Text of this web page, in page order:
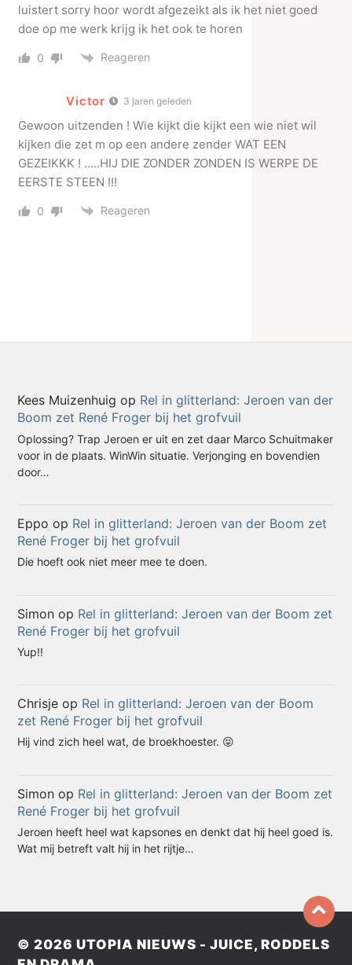
luistert sorry hoor wordt afgezeikt als ik het niet goed
doe op me werk krijg ik het ook te horen
0 Reageren
Victor 3 jaren geleden
Gewoon uitzenden ! Wie kijkt die kijkt een wie niet wil
kijken die zet m op een andere zender WAT EEN
GEZEIKKK ! …..HIJ DIE ZONDER ZONDEN IS WERPE DE
EERSTE STEEN !!!
0 Reageren
Kees Muizenhuig op Rel in glitterland: Jeroen van der
Boom zet René Froger bij het grofvuil
Oplossing? Trap Jeroen er uit en zet daar Marco Schuitmaker
voor in de plaats. WinWin situatie. Verjonging en bovendien
door…
Eppo op Rel in glitterland: Jeroen van der Boom zet
René Froger bij het grofvuil
Die hoeft ook niet meer mee te doen.
Simon op Rel in glitterland: Jeroen van der Boom zet
René Froger bij het grofvuil
Yup!!
Chrisje op Rel in glitterland: Jeroen van der Boom
zet René Froger bij het grofvuil
Hij vind zich heel wat, de broekhoester. 😝
Simon op Rel in glitterland: Jeroen van der Boom zet
René Froger bij het grofvuil
Jeroen heeft heel wat kapsones en denkt dat hij heel goed is.
Wat mij betreft valt hij in het rijtje…
© 2026UTOPIA NIEUWS - JUICE, RODDELS